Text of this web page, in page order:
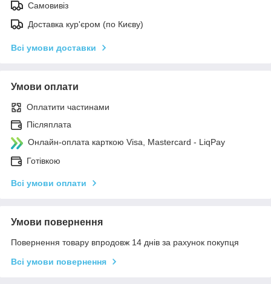
Самовивіз
Доставка кур'єром (по Києву)
Всі умови доставки
Умови оплати
Оплатити частинами
Післяплата
Онлайн-оплата карткою Visa, Mastercard - LiqPay
Готівкою
Всі умови оплати
Умови повернення
Повернення товару впродовж 14 днів за рахунок покупця
Всі умови повернення